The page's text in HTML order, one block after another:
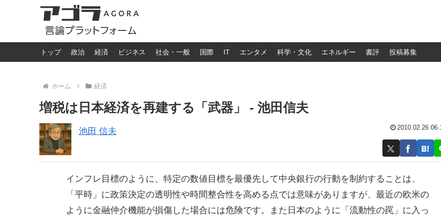
トップ 政治 経済 ビジネス 社会・一般 国際 IT エンタメ 科学・文化 エネルギー 書評 投稿募集
ホーム 経済
増税は日本経済を再建する「武器」 - 池田信夫
池田 信夫 2010.02.26
インフレ目標のように、特定の数値目標を最優先して中央銀行の行動を制約することは、
「平時」に政策決定の透明性や時間整合性を高める点では意味がありますが、最近の欧米の
ように金融仲介機能が損傷した場合には危険です。また日本のように「流動性の罠」に入っ